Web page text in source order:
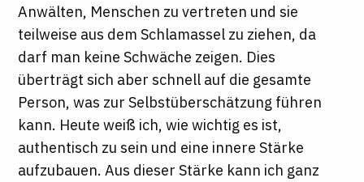
Anwälten, Menschen zu vertreten und sie
teilweise aus dem Schlamassel zu ziehen, da
darf man keine Schwäche zeigen. Dies
überträgt sich aber schnell auf die gesamte
Person, was zur Selbstüberschätzung führen
kann. Heute weiß ich, wie wichtig es ist,
authentisch zu sein und eine innere Stärke
aufzubauen. Aus dieser Stärke kann ich ganz